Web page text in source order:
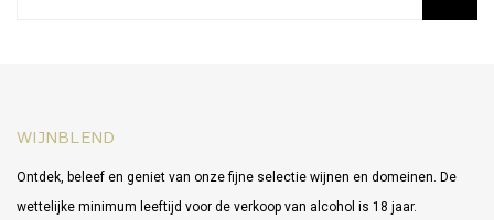
WIJNBLEND
Ontdek, beleef en geniet van onze fijne selectie wijnen en domeinen. De
wettelijke minimum leeftijd voor de verkoop van alcohol is 18 jaar.